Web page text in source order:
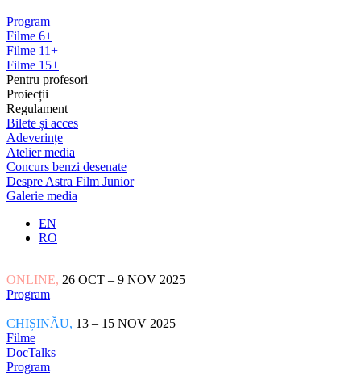
Program
Filme 6+
Filme 11+
Filme 15+
Pentru profesori
Proiecții
Regulament
Bilete și acces
Adeverințe
Atelier media
Concurs benzi desenate
Despre Astra Film Junior
Galerie media
EN
RO
ONLINE, 26 OCT – 9 NOV 2025
Program
CHIȘINĂU, 13 – 15 NOV 2025
Filme
DocTalks
Program